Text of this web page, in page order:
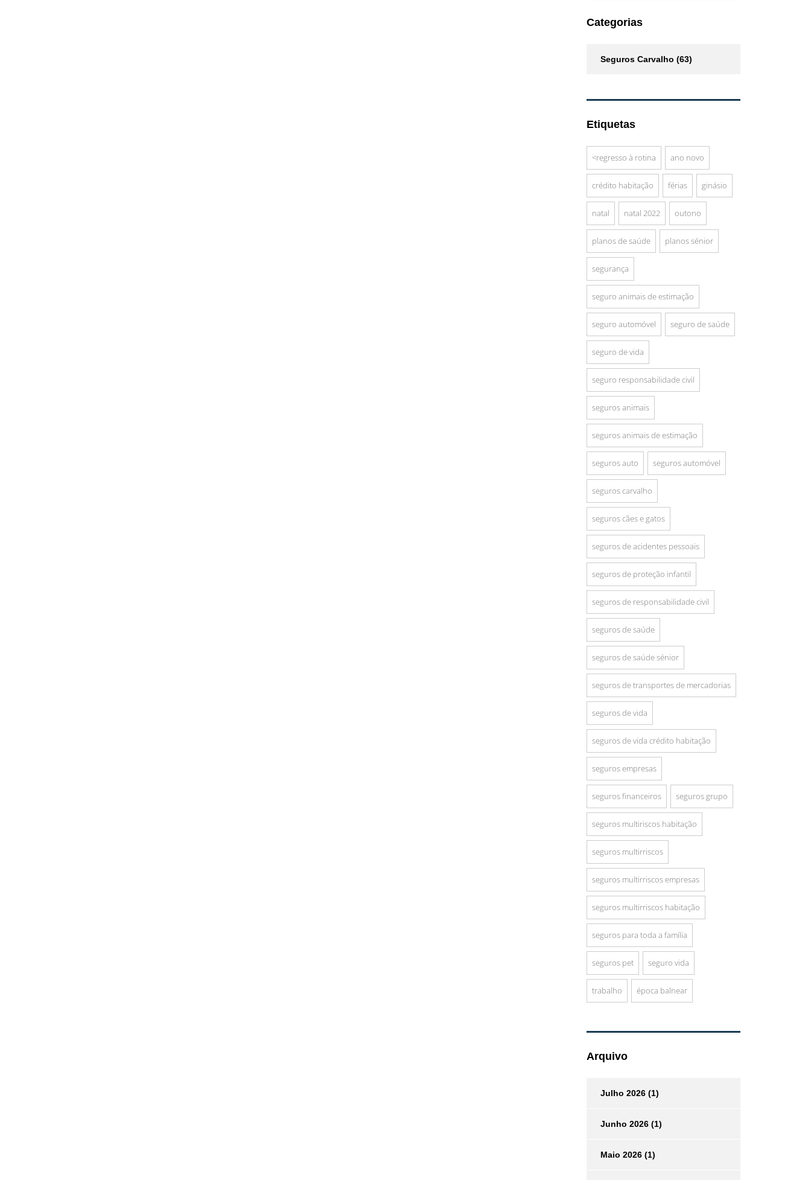
Categorias
Seguros Carvalho (63)
Etiquetas
<regresso à rotina ano novo
crédito habitação férias ginásio
natal natal 2022 outono
planos de saúde planos sénior
segurança
seguro animais de estimação
seguro automóvel seguro de saúde
seguro de vida
seguro responsabilidade civil
seguros animais
seguros animais de estimação
seguros auto seguros automóvel
seguros carvalho
seguros cães e gatos
seguros de acidentes pessoais
seguros de proteção infantil
seguros de responsabilidade civil
seguros de saúde
seguros de saúde sénior
seguros de transportes de mercadorias
seguros de vida
seguros de vida crédito habitação
seguros empresas
seguros financeiros seguros grupo
seguros multiriscos habitação
seguros multirriscos
seguros multirriscos empresas
seguros multirriscos habitação
seguros para toda a família
seguros pet seguro vida
trabalho época balnear
Arquivo
Julho 2026 (1)
Junho 2026 (1)
Maio 2026 (1)